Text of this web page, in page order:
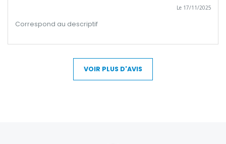
Le 17/11/2025
Correspond au descriptif
VOIR PLUS D'AVIS